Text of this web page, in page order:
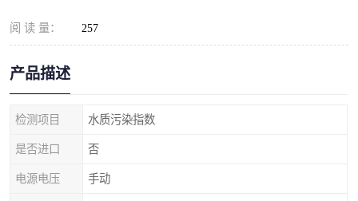
阅 读 量： 257
产品描述
检测项目 水质污染指数
是否进口 否
电源电压 手动